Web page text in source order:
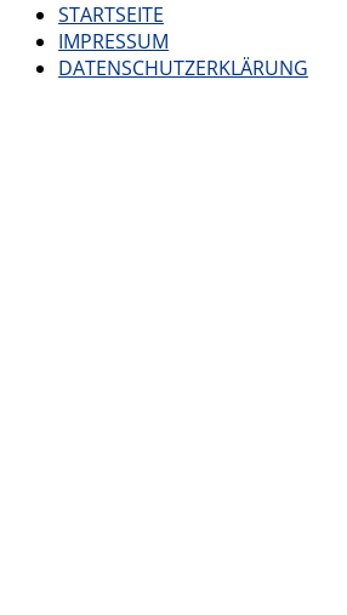
STARTSEITE
IMPRESSUM
DATENSCHUTZERKLÄRUNG